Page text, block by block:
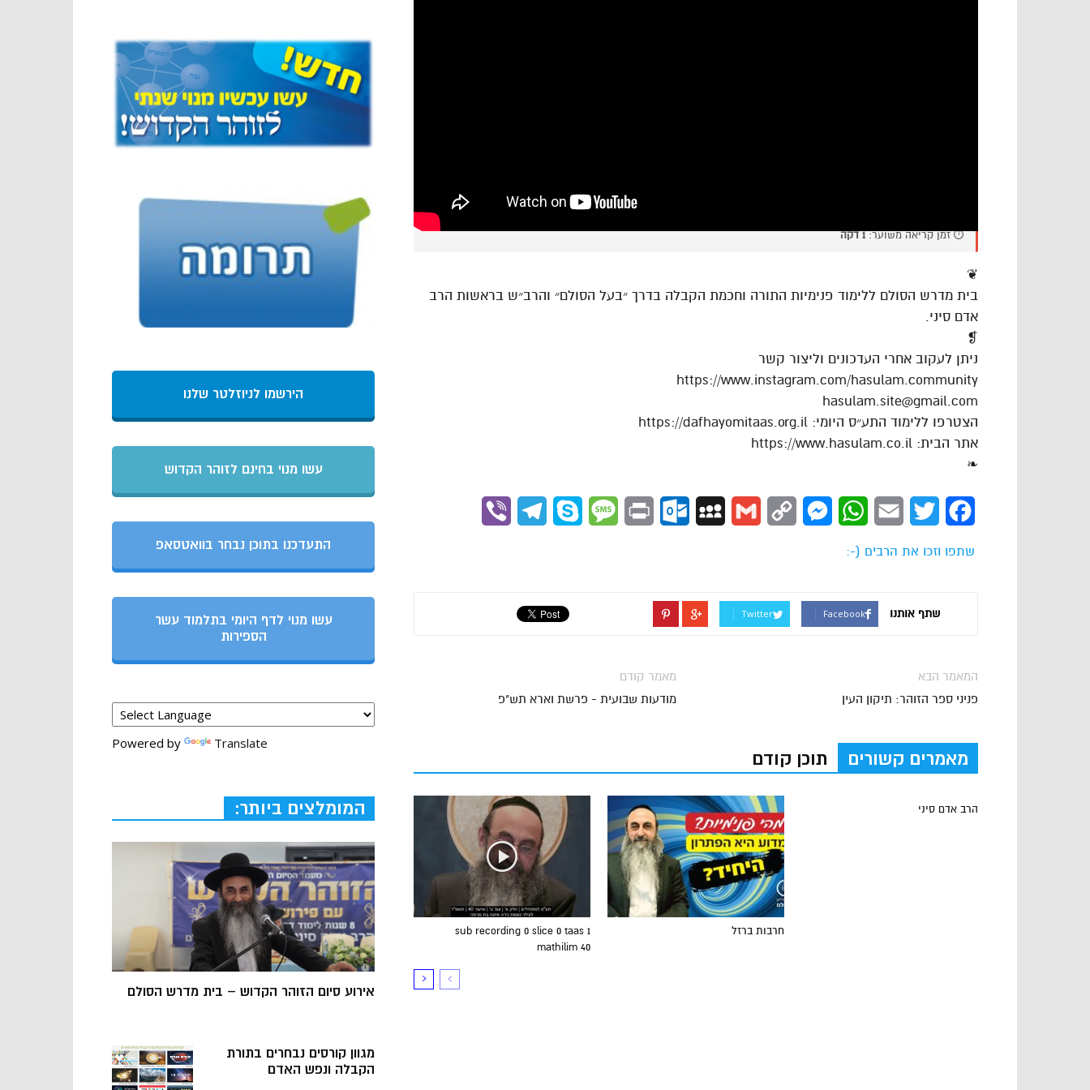
⏱️ זמן קריאה משוער:1 דקה
❦
בית מדרש הסולם ללימוד פנימיות התורה וחכמת הקבלה בדרך ״בעל הסולם״ והרב״ש בראשות הרב
אדם סיני.
❡
ניתן לעקוב אחרי העדכונים וליצור קשר
https://www.instagram.com/hasulam.community
hasulam.site@gmail.com
הצטרפו ללימוד התע״ס היומי: https://dafhayomitaas.org.il
אתר הבית: https://www.hasulam.co.il
❧
Facebook
Twitter
Email
WhatsApp
Messenger
Copy
Gmail
MySpace
Outlook.com
Print
Message
Skype
Telegram
שתפו וזכו את הרבים (-:
שתף אותנו Facebook
Twitter
מאמר קודם
מודעות שבועית - פרשת וארא תש"פ
המאמר הבא
פניני ספר הזוהר: תיקון העין
מאמרים קשורים תוכן קודם
sub recording 0 slice 0 taas 1
mathilim 40
חרבות ברזל
הרב אדם סיני
הירשמו לניוזלטר שלנו
עשו מנוי בחינם לזוהר הקדוש
התעדכנו בתוכן נבחר בוואטסאפ
עשו מנוי לדף היומי בתלמוד עשר
הספירות
Powered by Translate
המומלצים ביותר:
אירוע סיום הזוהר הקדוש – בית מדרש הסולם
מגוון קורסים נבחרים בתורת
הקבלה ונפש האדם